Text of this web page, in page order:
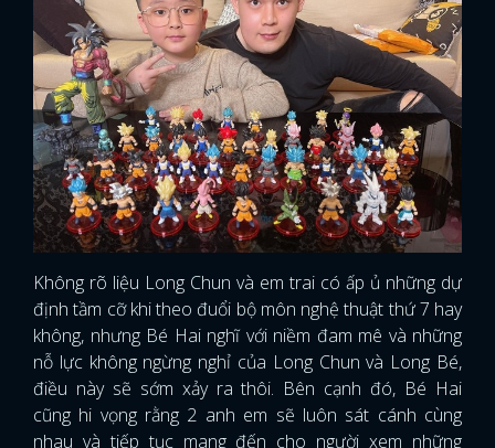
Không rõ liệu Long Chun và em trai có ấp ủ những dự
định tầm cỡ khi theo đuổi bộ môn nghệ thuật thứ 7 hay
không, nhưng Bé Hai nghĩ với niềm đam mê và những
nỗ lực không ngừng nghỉ của Long Chun và Long Bé,
điều này sẽ sớm xảy ra thôi. Bên cạnh đó, Bé Hai
cũng hi vọng rằng 2 anh em sẽ luôn sát cánh cùng
nhau và tiếp tục mang đến cho người xem những